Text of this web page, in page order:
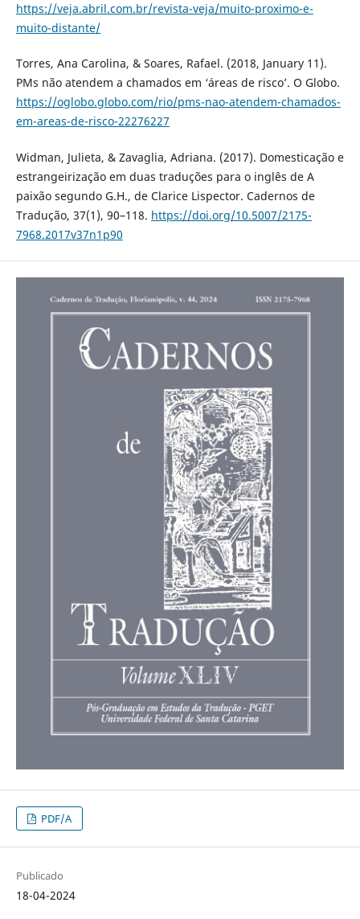
https://veja.abril.com.br/revista-veja/muito-proximo-e-
muito-distante/
Torres, Ana Carolina, & Soares, Rafael. (2018, January 11).
PMs não atendem a chamados em ‘áreas de risco’. O Globo.
https://oglobo.globo.com/rio/pms-nao-atendem-chamados-
em-areas-de-risco-22276227
Widman, Julieta, & Zavaglia, Adriana. (2017). Domesticação e
estrangeirização em duas traduções para o inglês de A
paixão segundo G.H., de Clarice Lispector. Cadernos de
Tradução, 37(1), 90–118. https://doi.org/10.5007/2175-
7968.2017v37n1p90
PDF/A
Publicado
18-04-2024